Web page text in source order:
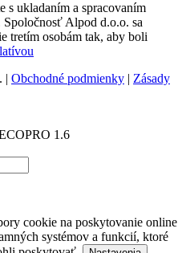
s ukladaním a spracovaním
Alpod d.o.o. sa
tretím osobám tak, aby boli
| Obchodné podmienky | Zásady
cookie na poskytovanie online
systémov a funkcií, ktoré